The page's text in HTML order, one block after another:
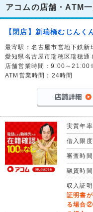
アコムの店舗・ATM
【閉店】新瑞橋むじんく
最寄駅：名古屋市営地下鉄新
愛知県名古屋市瑞穂区瑞穂
店舗営業時間：9:00～
ATM営業時間：24時間
実質年率
借入限
審査時間
融資時間
収入証明
証明書
る場合②